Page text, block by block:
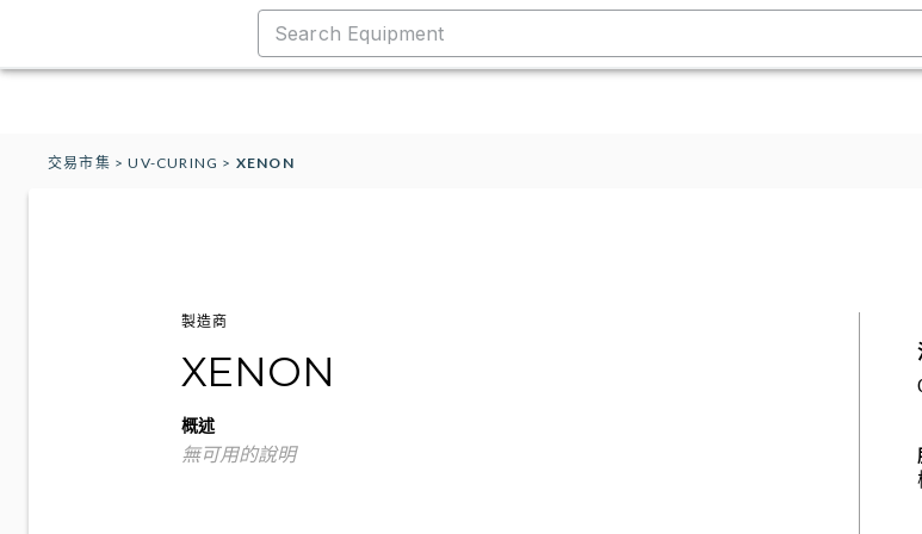
交易市集 >UV-CURING > XENON
製造商
XENON
概述
無可用的說明